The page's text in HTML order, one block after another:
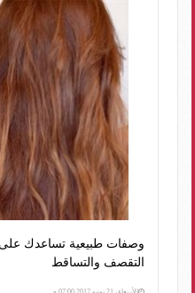
وصفات طبيعية تساعدك
التقصف والتساقط